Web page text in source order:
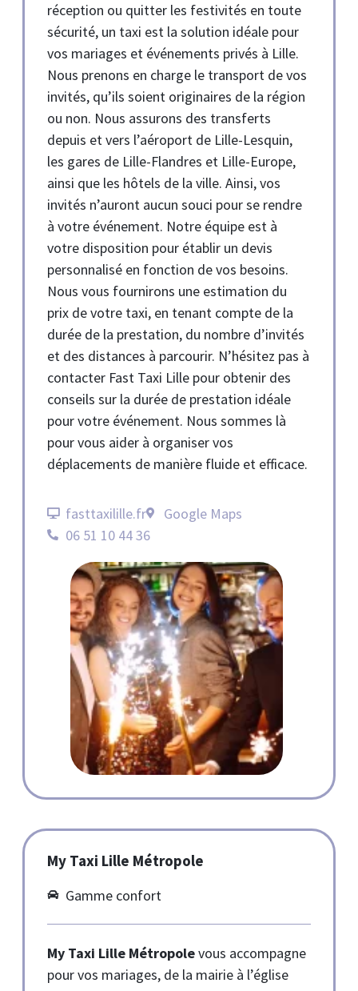
réception ou quitter les festivités en toute
sécurité, un taxi est la solution idéale pour
vos mariages et événements privés à Lille.
Nous prenons en charge le transport de vos
invités, qu’ils soient originaires de la région
ou non. Nous assurons des transferts
depuis et vers l’aéroport de Lille-Lesquin,
les gares de Lille-Flandres et Lille-Europe,
ainsi que les hôtels de la ville. Ainsi, vos
invités n’auront aucun souci pour se rendre
à votre événement. Notre équipe est à
votre disposition pour établir un devis
personnalisé en fonction de vos besoins.
Nous vous fournirons une estimation du
prix de votre taxi, en tenant compte de la
durée de la prestation, du nombre d’invités
et des distances à parcourir. N’hésitez pas à
contacter Fast Taxi Lille pour obtenir des
conseils sur la durée de prestation idéale
pour votre événement. Nous sommes là
pour vous aider à organiser vos
déplacements de manière fluide et efficace.
fasttaxilille.fr
Google Maps
06 51 10 44 36
My Taxi Lille Métropole
Gamme confort
My Taxi Lille Métropolevous accompagne
pour vos mariages, de la mairie à l’église